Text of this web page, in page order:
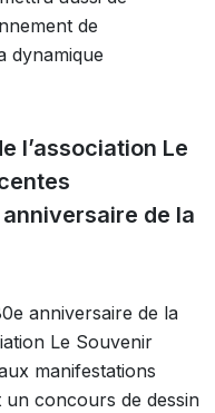
de
dynamique
l’association Le
de la
anniversaire de la
Le Souvenir
manifestations
un concours de dessin